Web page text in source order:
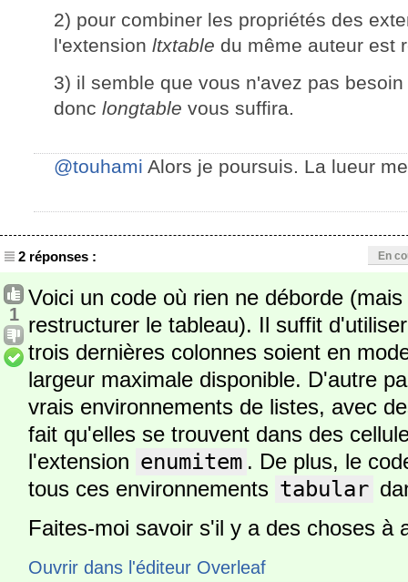
2) pour combiner les propriétés des
l'extension ltxtable du même auteur est
3) il semble que vous n'avez pas
donc longtable vous suffira.
@touhami Alors je poursuis. La lueur
2 réponses : En
1
Voici un code où rien ne déborde
restructurer le tableau). Il suffit
trois dernières colonnes soient en
largeur maximale disponible. D'autre
vrais environnements de listes, avec
fait qu'elles se trouvent dans des
l'extension enumitem . De plus, le
tous ces environnements tabular
Faites-moi savoir s'il y a des choses à
Ouvrir dans l'éditeur Overleaf